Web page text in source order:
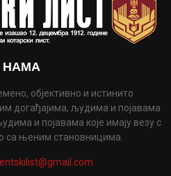
НАМА
објективно и истинито
догађајима, људима и појавама
и појавама које имају везу с
са њеним становницима.